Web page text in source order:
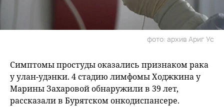
фото: архив Ариг Ус
Симптомы простуды оказались признаком рака
у улан-удэнки. 4 стадию лимфомы Ходжкина у
Марины Захаровой обнаружили в 39 лет,
рассказали в Бурятском онкодиспансере.